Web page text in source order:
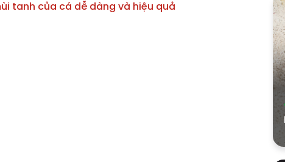
tanh của cá dễ dàng và hiệu quả